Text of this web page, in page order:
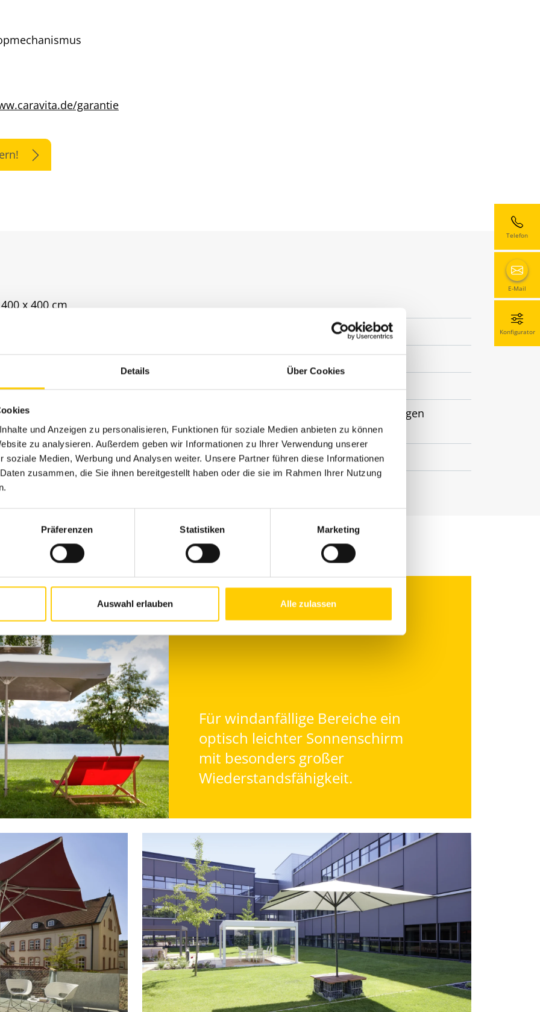
Details Über Cookies
und Anzeigen zu personalisieren, Funktionen für soziale Medien anbieten zu können
zu analysieren. Außerdem geben wir Informationen zu Ihrer Verwendung unserer
soziale Medien, Werbung und Analysen weiter. Unsere Partner führen diese Informationen
zusammen, die Sie ihnen bereitgestellt haben oder die sie im Rahmen Ihrer Nutzung
Präferenzen Statistiken Marketing
Auswahl erlauben Alle zulassen
garantie
x 400 cm
500 cm
anthrazitgrau, RAL 9016 verkehrsweiß, silber eloxiert, weitere RAL Farben gegen
Dessins aus 100% robuster Acryl-Faser
Für windanfällige Bereiche ein
optisch leichter Sonnenschirm
mit besonders großer
Wiederstandsfähigkeit.
Telefon
E-Mail
Konfigurator